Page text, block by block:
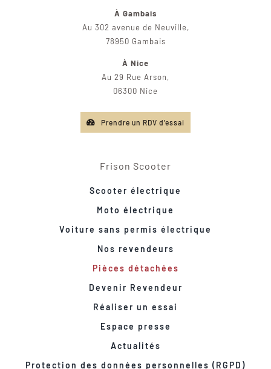
À Gambais
Au 302 avenue de Neuville,
78950 Gambais
À Nice
Au 29 Rue Arson,
06300 Nice
Prendre un RDV d'essai
Frison Scooter
Scooter électrique
Moto électrique
Voiture sans permis électrique
Nos revendeurs
Pièces détachées
Devenir Revendeur
Réaliser un essai
Espace presse
Actualités
Protection des données personnelles (RGPD)